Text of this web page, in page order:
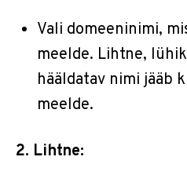
Vali domeeninimi,
meelde. Lihtne,
hääldatav nimi jääb
meelde.
2. Lihtne: